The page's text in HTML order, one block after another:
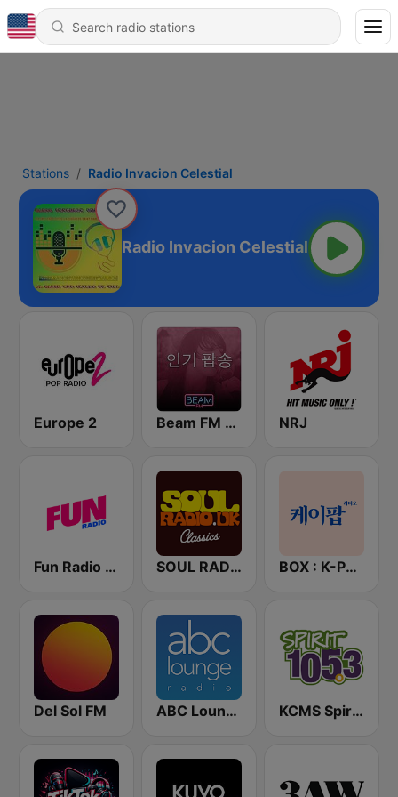
Stations Radio Invacion Celestial
Radio Invacion Celestial
Europe 2 Beam FM - 취향저격 감각 팝송 NRJ
Fun Radio FRANCE SOUL RADIO Only Classic Soul BOX : K-POP 케이팝
Del Sol FM ABC Lounge Jazz KCMS Spirit 105.3 FM